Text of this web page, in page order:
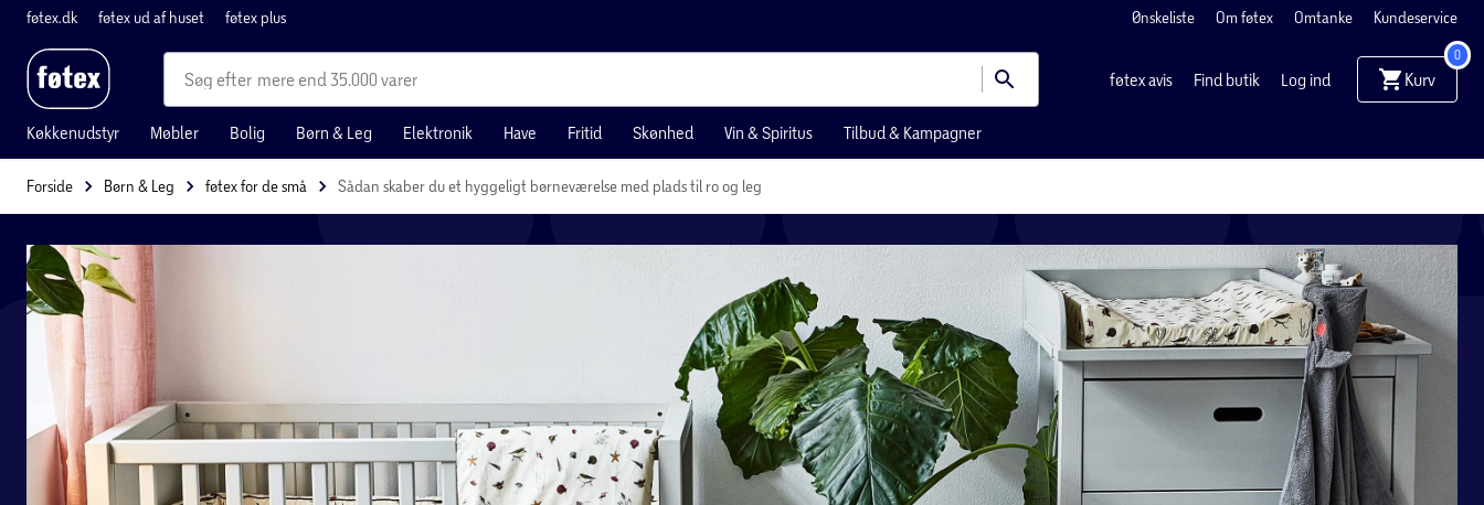
føtex.dk føtex ud af huset føtex plus Ønskeliste Om føtex Omtanke Kundeservice
mere end 35.000 varer føtex avis Find butik Log ind Kurv
0
Køkkenudstyr Møbler Bolig Børn & Leg Elektronik Have Fritid Skønhed Vin & Spiritus Tilbud & Kampagner
Forside Børn & Leg føtex for de små Sådan skaber du et hyggeligt børneværelse med plads til ro og leg